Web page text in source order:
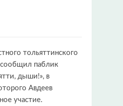
тольяттинского
паблик
дыши!», в
Авдеев
участие.